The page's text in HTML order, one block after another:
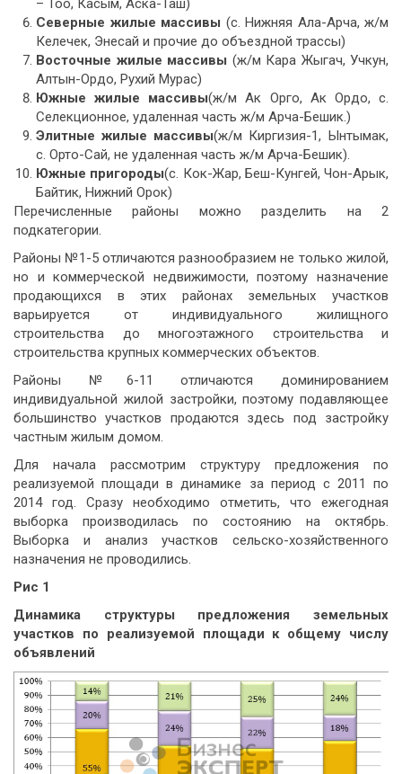
– Тоо, Касым, Аска-Таш)
Северные жилые массивы (с. Нижняя Ала-Арча, ж/м
Келечек, Энесай и прочие до объездной трассы)
Восточные жилые массивы (ж/м Кара Жыгач, Учкун,
Алтын-Ордо, Рухий Мурас)
Южные жилые массивы(ж/м Ак Орго, Ак Ордо, с.
Селекционное, удаленная часть ж/м Арча-Бешик.)
Элитные жилые массивы(ж/м Киргизия-1, Ынтымак,
с. Орто-Сай, не удаленная часть ж/м Арча-Бешик).
Южные пригороды(с. Кок-Жар, Беш-Кунгей, Чон-Арык,
Байтик, Нижний Орок)
Перечисленные районы можно разделить на 2
подкатегории.
Районы №1-5 отличаются разнообразием не только жилой,
но и коммерческой недвижимости, поэтому назначение
продающихся в этих районах земельных участков
варьируется от индивидуального жилищного
строительства до многоэтажного строительства и
строительства крупных коммерческих объектов.
Районы №6-11 отличаются доминированием
индивидуальной жилой застройки, поэтому подавляющее
большинство участков продаются здесь под застройку
частным жилым домом.
Для начала рассмотрим структуру предложения по
реализуемой площади в динамике за период с 2011 по
2014 год. Сразу необходимо отметить, что ежегодная
выборка производилась по состоянию на октябрь.
Выборка и анализ участков сельско-хозяйственного
назначения не проводились.
Рис 1
Динамика структуры предложения земельных
участков по реализуемой площади к общему числу
объявлений